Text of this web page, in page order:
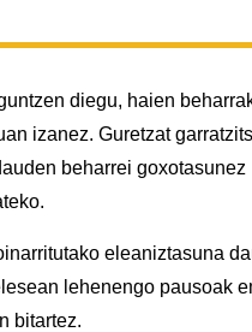
diegu, haien
izanez. Guretzat
beharrei goxotasunez
eleaniztasuna
lehenengo pausoak
bitartez.